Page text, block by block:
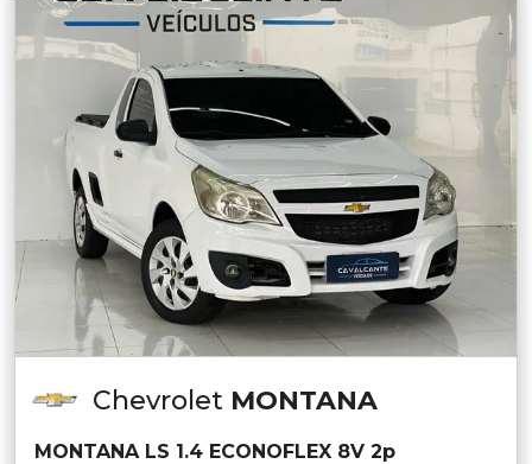
Chevrolet MONTANA
MONTANA LS 1.4 ECONOFLEX 8V 2p